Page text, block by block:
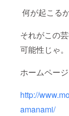
何が起こる
それがこの
可能性じゃ。
ホームページ
http://
amanami/